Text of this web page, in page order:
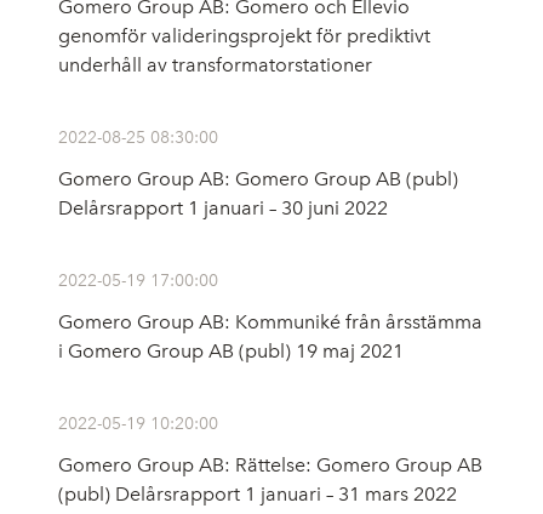
Gomero Group AB: Gomero och Ellevio
genomför valideringsprojekt för prediktivt
underhåll av transformatorstationer
2022-08-25 08:30:00
Gomero Group AB: Gomero Group AB (publ)
Delårsrapport 1 januari – 30 juni 2022
2022-05-19 17:00:00
Gomero Group AB: Kommuniké från årsstämma
i Gomero Group AB (publ) 19 maj 2021
2022-05-19 10:20:00
Gomero Group AB: Rättelse: Gomero Group AB
(publ) Delårsrapport 1 januari – 31 mars 2022